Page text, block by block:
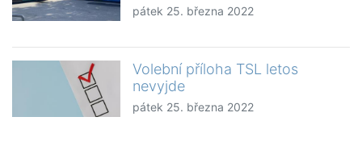
pátek 25. března 2022
Volební příloha TSL letos
nevyjde
pátek 25. března 2022